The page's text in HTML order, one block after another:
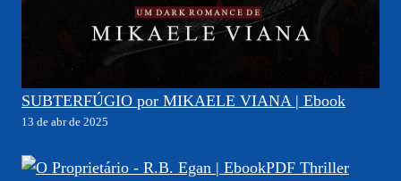
SUBTERFÚGIO por MIKAELE VIANA | Ebook
13 de abr de 2025